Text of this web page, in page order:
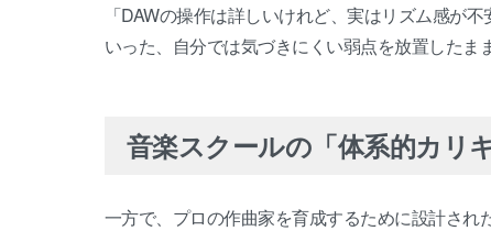
「DAWの操作は詳しいけれど、実はリズム感が
いった、自分では気づきにくい弱点を放置したま
音楽スクールの「体系的カリ
一方で、プロの作曲家を育成するために設計さ